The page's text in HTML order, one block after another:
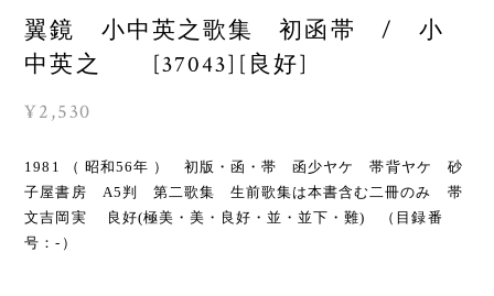
翼鏡 小中英之歌集 初函帯 / 小
中英之 [37043][良好]
¥2,530
1981 （ 昭和56年 ） 初版・函・帯 函少ヤケ 帯背ヤケ 砂
子屋書房 A5判 第二歌集 生前歌集は本書含む二冊のみ 帯
文吉岡実 良好(極美・美・良好・並・並下・難) （目録番
号：-）